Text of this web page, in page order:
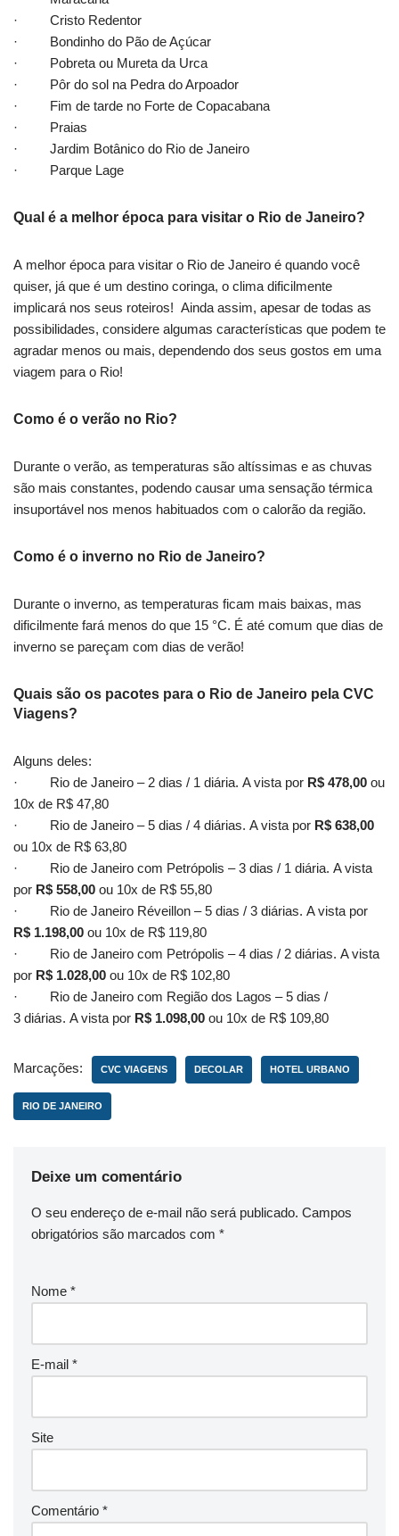
· Cristo Redentor
· Bondinho do Pão de Açúcar
· Pobreta ou Mureta da Urca
· Pôr do sol na Pedra do Arpoador
· Fim de tarde no Forte de Copacabana
· Praias
· Jardim Botânico do Rio de Janeiro
· Parque Lage
Qual é a melhor época para visitar o Rio de Janeiro?
A melhor época para visitar o Rio de Janeiro é quando você
quiser, já que é um destino coringa, o clima dificilmente
implicará nos seus roteiros! Ainda assim, apesar de todas as
possibilidades, considere algumas características que podem te
agradar menos ou mais, dependendo dos seus gostos em uma
viagem para o Rio!
Como é o verão no Rio?
Durante o verão, as temperaturas são altíssimas e as chuvas
são mais constantes, podendo causar uma sensação térmica
insuportável nos menos habituados com o calorão da região.
Como é o inverno no Rio de Janeiro?
Durante o inverno, as temperaturas ficam mais baixas, mas
dificilmente fará menos do que 15 °C. É até comum que dias de
inverno se pareçam com dias de verão!
Quais são os pacotes para o Rio de Janeiro pela CVC
Viagens?
Alguns deles:
· Rio de Janeiro – 2 dias / 1 diária. A vista por R$ 478,00 ou
10x de R$ 47,80
· Rio de Janeiro – 5 dias / 4 diárias. A vista por R$ 638,00
ou 10x de R$ 63,80
· Rio de Janeiro com Petrópolis – 3 dias / 1 diária. A vista
por R$ 558,00 ou 10x de R$ 55,80
· Rio de Janeiro Réveillon – 5 dias / 3 diárias. A vista por
R$ 1.198,00 ou 10x de R$ 119,80
· Rio de Janeiro com Petrópolis – 4 dias / 2 diárias. A vista
por R$ 1.028,00 ou 10x de R$ 102,80
· Rio de Janeiro com Região dos Lagos – 5 dias /
3 diárias. A vista por R$ 1.098,00 ou 10x de R$ 109,80
Marcações: CVC VIAGENS DECOLAR HOTEL URBANO
RIO DE JANEIRO
Deixe um comentário
O seu endereço de e-mail não será publicado. Campos
obrigatórios são marcados com *
Nome *
E-mail *
Site
Comentário *